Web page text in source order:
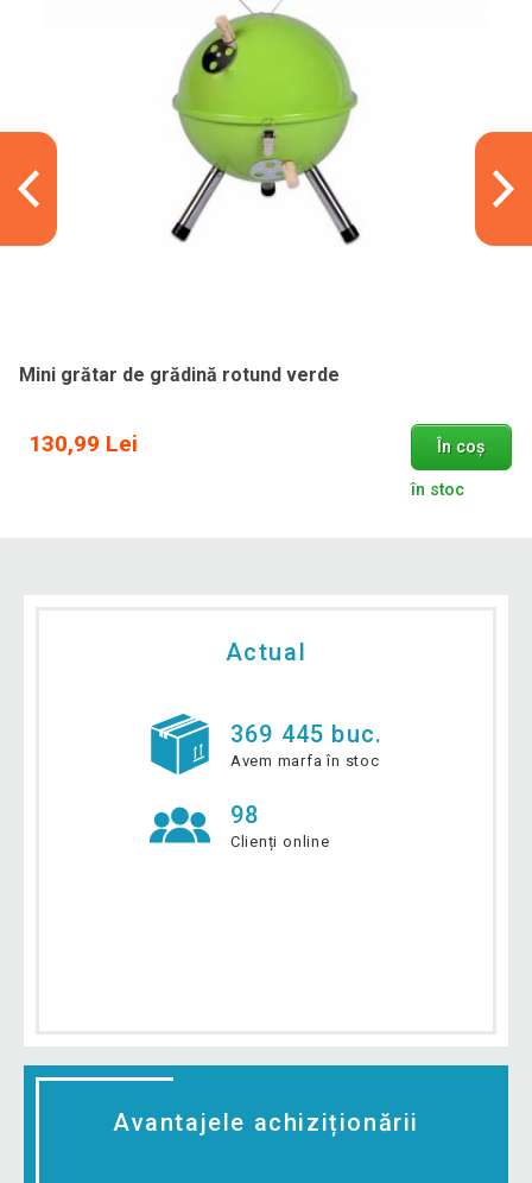
Mini grătar de grădină rotund verde
130,99 Lei În coș
în stoc
Actual
369 445 buc.
Avem marfa în stoc
98
Clienți online
Avantajele achiziționării